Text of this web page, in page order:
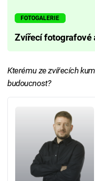
FOTOGALERIE
Zvířecí fotografové
Kterému ze zvířecích
budoucnost?